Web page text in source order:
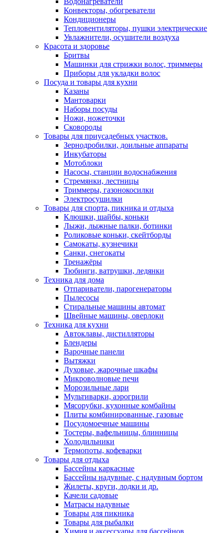
Конвекторы, обогреватели
Кондиционеры
Тепловентиляторы, пушки электрические
Увлажнители, осушители воздуха
Красота и здоровье
Бритвы
Машинки для стрижки волос, триммеры
Приборы для укладки волос
Посуда и товары для кухни
Казаны
Мантоварки
Наборы посуды
Ножи, ножеточки
Сковороды
Товары для приусадебных участков.
Зернодробилки, доильные аппараты
Инкубаторы
Мотоблоки
Насосы, станции водоснабжения
Стремянки, лестницы
Триммеры, газонокосилки
Электросушилки
Товары для спорта, пикника и отдыха
Клюшки, шайбы, коньки
Лыжи, лыжные палки, ботинки
Роликовые коньки, скейтборды
Самокаты, кузнечики
Санки, снегокаты
Тренажёры
Тюбинги, ватрушки, ледянки
Техника для дома
Отпариватели, парогенераторы
Пылесосы
Стиральные машины автомат
Швейные машины, оверлоки
Техника для кухни
Автоклавы, дистилляторы
Блендеры
Варочные панели
Вытяжки
Духовые, жарочные шкафы
Микроволновые печи
Морозильные лари
Мультиварки, аэрогрили
Мясорубки, кухонные комбайны
Плиты комбинированные, газовые
Посудомоечные машины
Тостеры, вафельницы, блинницы
Холодильники
Термопоты, кофеварки
Товары для отдыха
Бассейны каркасные
Бассейны надувные, с надувным бортом
Жилеты, круги, лодки и др.
Качели садовые
Матрасы надувные
Товары для пикника
Товары для рыбалки